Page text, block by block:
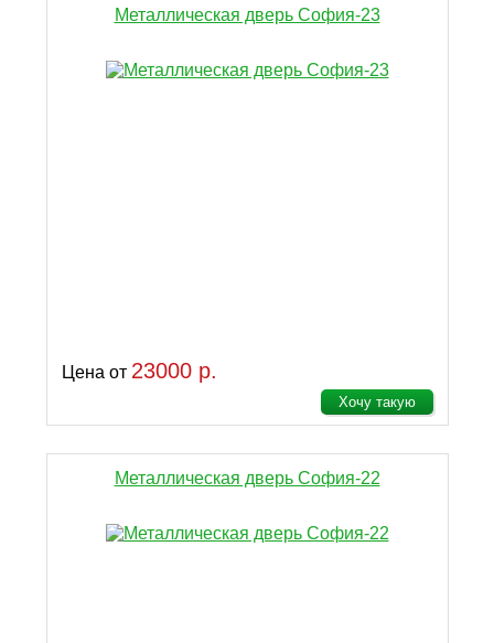
Металлическая дверь София-23
Цена от 23000 р.
Хочу такую
Металлическая дверь София-22